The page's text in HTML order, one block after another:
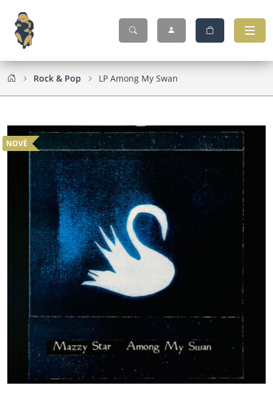
Rock & Pop LP Among My Swan
NOVÉ